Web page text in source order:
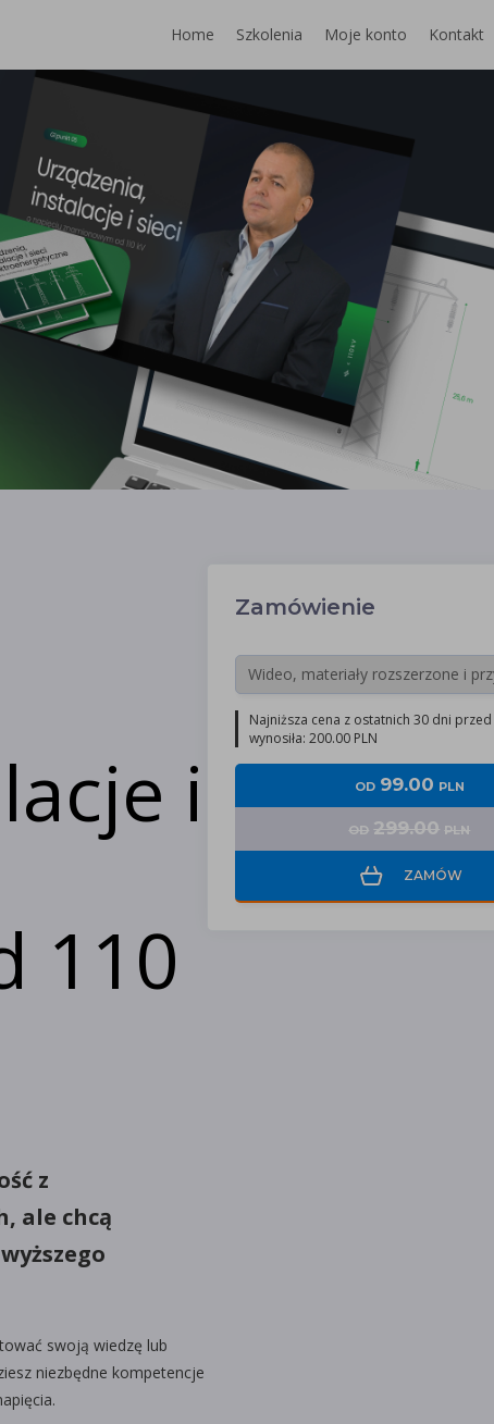
Home Szkolenia Moje konto Kontakt
i
110
z
ale chcą
swoją wiedzę lub
niezbędne kompetencje
Zamówienie
Najniższa cena z ostatnich 30 dni
wynosiła: 200.00 PLN
OD 99.00 PLN
OD 299.00 PLN
ZAMÓW